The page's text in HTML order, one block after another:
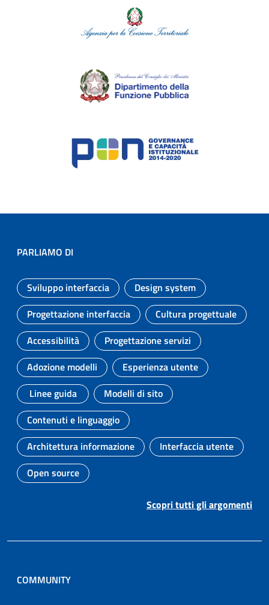
PARLIAMO DI
Argomento:
Sviluppo interfaccia
Argomento:
Design system
Argomento:
Progettazione interfaccia
Argomento:
Cultura progettuale
Argomento:
Accessibilità
Argomento:
Progettazione servizi
Argomento:
Adozione modelli
Argomento:
Esperienza utente
Argomento:
Linee guida
Argomento:
Modelli di sito
Argomento:
Contenuti e linguaggio
Argomento:
Architettura informazione
Argomento:
Interfaccia utente
Argomento:
Open source
Scopri tutti gli argomenti
COMMUNITY